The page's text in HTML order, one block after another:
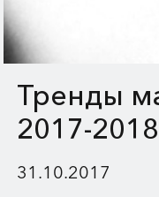
Тренды
2017-2018
31.10.2017